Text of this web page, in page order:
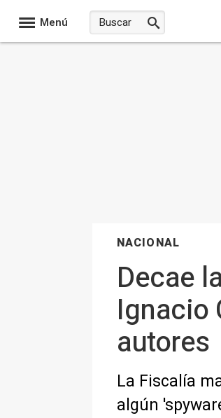
Menú
NACIONAL
Decae
Ignacio
autores
La Fiscalía
algún